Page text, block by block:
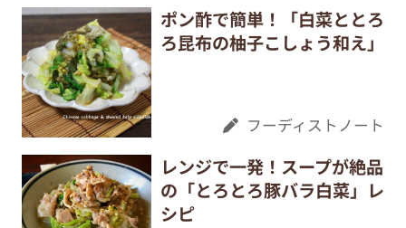
ポン酢で簡単！「白菜ととろ
ろ昆布の柚子こしょう和え」
フーディストノート
レンジで一発！スープが絶品
の「とろとろ豚バラ白菜」レ
シピ